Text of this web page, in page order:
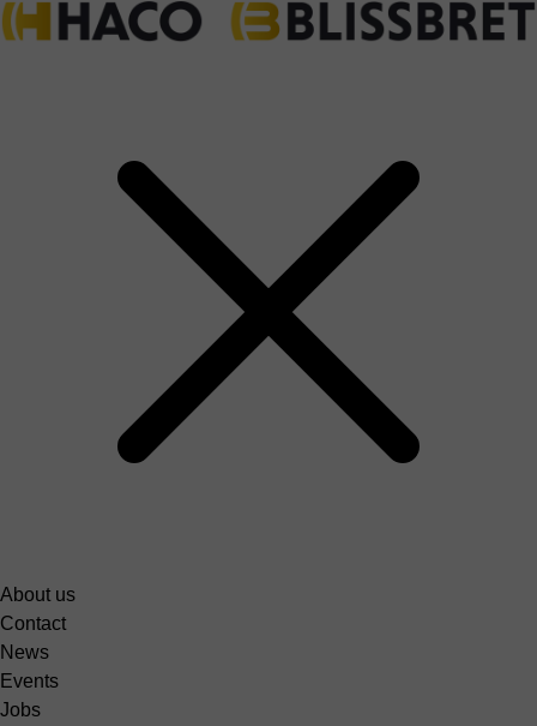
About us
Contact
News
Events
Jobs